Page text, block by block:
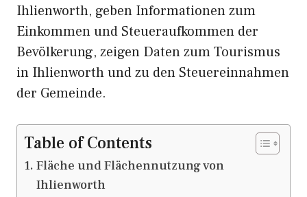
Ihlienworth, geben Informationen zum
Einkommen und Steueraufkommen der
Bevölkerung, zeigen Daten zum Tourismus
in Ihlienworth und zu den Steuereinnahmen
der Gemeinde.
Table of Contents
Fläche und Flächennutzung von
Ihlienworth